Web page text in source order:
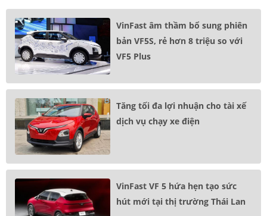
VinFast âm thầm bổ sung phiên
bản VF5S, rẻ hơn 8 triệu so với
VF5 Plus
Tăng tối đa lợi nhuận cho tài xế
dịch vụ chạy xe điện
VinFast VF 5 hứa hẹn tạo sức
hút mới tại thị trường Thái Lan